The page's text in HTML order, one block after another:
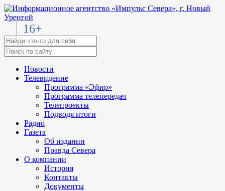
16+
Новости
Телевидение
Программа «Эфир»
Программа телепередач
Телепроекты
Подводя итоги
Радио
Газета
Об издании
Правда Севера
О компании
История
Контакты
Документы